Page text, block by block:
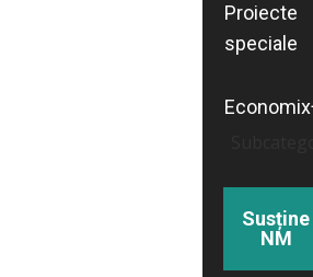
Proiecte
speciale
Susține
NM